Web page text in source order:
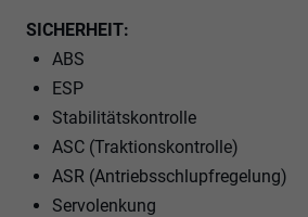
SICHERHEIT:
ABS
ESP
Stabilitätskontrolle
ASC (Traktionskontrolle)
ASR (Antriebsschlupfregelung)
Servolenkung